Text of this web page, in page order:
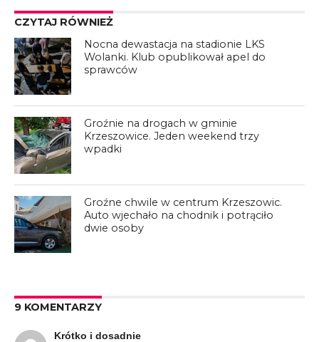
CZYTAJ RÓWNIEŻ
Nocna dewastacja na stadionie LKS
Wolanki. Klub opublikował apel do
sprawców
Groźnie na drogach w gminie
Krzeszowice. Jeden weekend trzy
wpadki
Groźne chwile w centrum Krzeszowic.
Auto wjechało na chodnik i potrąciło
dwie osoby
9 KOMENTARZY
Krótko i dosadnie